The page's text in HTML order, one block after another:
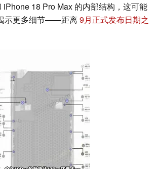
iPhone 18 Pro Max 的内部结构，这可能
示更多细节——距离9月正式发布日期之